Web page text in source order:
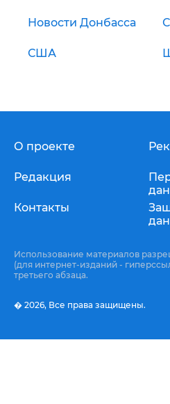
Новости Донбасса
США
О проекте
Редакция
Контакты
Использование материалов
(для интернет-изданий -
третьего абзаца.
� 2026, Все права защищены.